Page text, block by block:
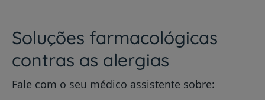
Soluções farmacológicas
contras as alergias
Fale com o seu médico assistente sobre: